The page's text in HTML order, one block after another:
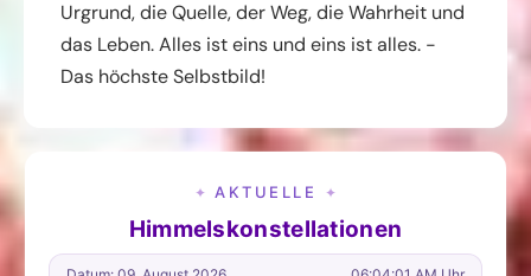
Urgrund, die Quelle, der Weg, die Wahrheit und
das Leben. Alles ist eins und eins ist alles. -
Das höchste Selbstbild!
✦ AKTUELLE ✦
Himmelskonstellationen